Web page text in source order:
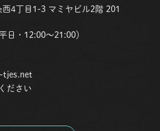
4丁目1-3 マミヤビル2階 201
日・12:00〜21:00）
tjes.net
ださい